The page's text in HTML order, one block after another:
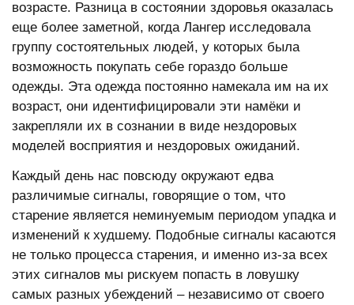
возрасте. Разница в состоянии здоровья оказалась
еще более заметной, когда Лангер исследовала
группу состоятельных людей, у которых была
возможность покупать себе гораздо больше
одежды. Эта одежда постоянно намекала им на их
возраст, они идентифицировали эти намёки и
закрепляли их в сознании в виде нездоровых
моделей восприятия и нездоровых ожиданий.
Каждый день нас повсюду окружают едва
различимые сигналы, говорящие о том, что
старение является неминуемым периодом упадка и
изменений к худшему. Подобные сигналы касаются
не только процесса старения, и именно из-за всех
этих сигналов мы рискуем попасть в ловушку
самых разных убеждений – независимо от своего